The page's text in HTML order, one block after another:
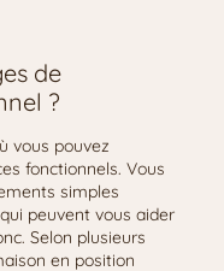
de
?
vous pouvez
fonctionnels. Vous
simples
peuvent vous aider
Selon plusieurs
en position